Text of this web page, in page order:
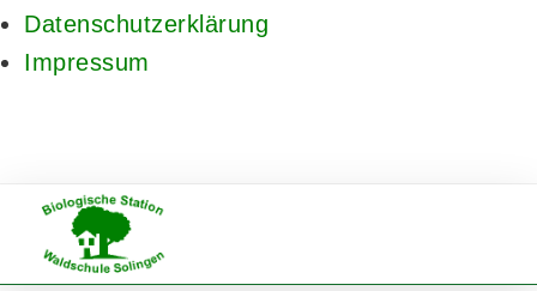
Datenschutzerklärung
Impressum